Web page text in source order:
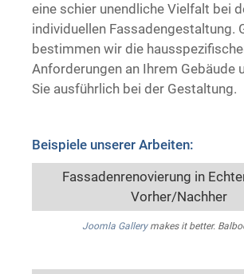
eine schier unendliche Vielfalt bei
individuellen Fassadengestaltung.
bestimmen wir die
Anforderungen an Ihrem Gebäude
Sie ausführlich bei der Gestaltung.
Beispiele unserer Arbeiten:
Fassadenrenovierung in
Vorher/Nachher
Joomla Gallerymakes it better.